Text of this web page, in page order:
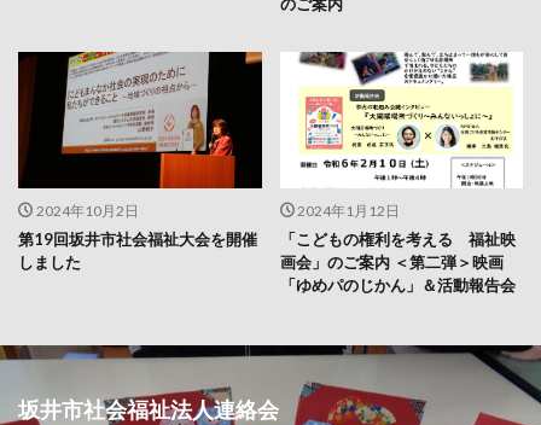
2024年10月2日
第19回坂井市社会福祉大会を開催
しました
2024年1月12日
「こどもの権利を考える 福祉映
画会」のご案内 ＜第二弾＞映画
「ゆめパのじかん」＆活動報告会
坂井市社会福祉法人連絡会